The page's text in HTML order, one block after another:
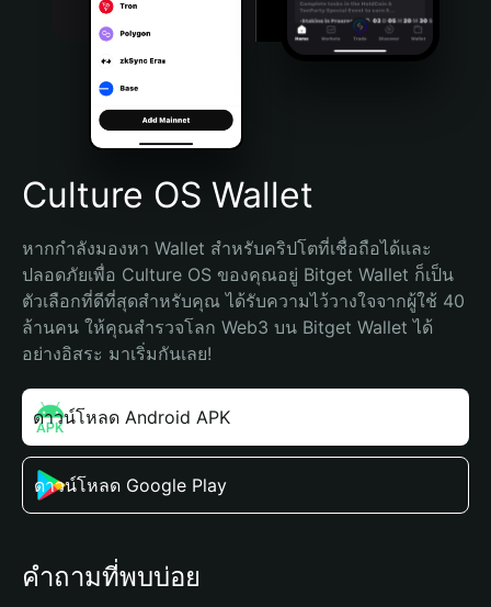
Português (Brasil)
Español (Argentina)
Culture OS Wallet
หากกำลังมองหา Wallet สำหรับคริปโตที่เชื่อถือได้และ
ปลอดภัยเพื่อ Culture OS ของคุณอยู่ Bitget Wallet ก็เป็น
ตัวเลือกที่ดีที่สุดสำหรับคุณ ได้รับความไว้วางใจจากผู้ใช้ 40
ล้านคน ให้คุณสำรวจโลก Web3 บน Bitget Wallet ได้
อย่างอิสระ มาเริ่มกันเลย!
ดาวน์โหลด Android APK
ดาวน์โหลด Google Play
คำถามที่พบบ่อย